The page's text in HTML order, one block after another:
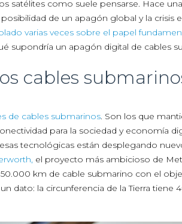
satélites como suele pensarse. Hace
de un apagón global y la crisis
varias veces sobre el papel
supondría un apagón digital de cables
cables
de cables submarinos. Son los que
para la sociedad y economía
tecnológicas están desplegando
el proyecto más ambicioso de
km de cable submarino con el
dato: la circunferencia de la Tierra tiene